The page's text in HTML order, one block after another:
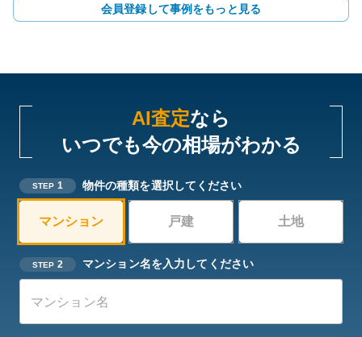
会員登録して事例をもっと見る
AI査定なら
いつでも今の相場がわかる
STEP 1 物件の種類を選択してください
マンション 戸建 土地
STEP 2 マンション名を入力してください